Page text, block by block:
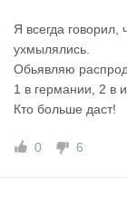
Я всегда
ухмылялись.
Обьявляю
1 в германии, 2 в
Кто больше даст!
0 6